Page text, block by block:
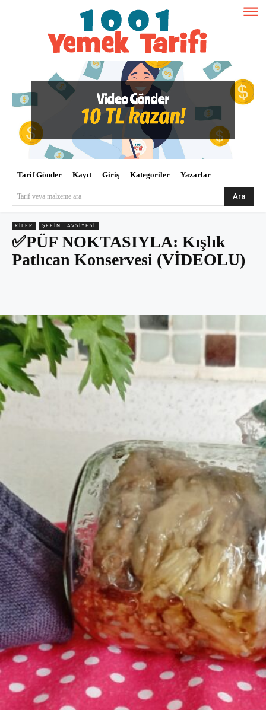
Tarif Gönder Kayıt Giriş Kategoriler Yazarlar
Tarif veya malzeme ara Ara
KILER ŞEFIN TAVSIYESI
✅PÜF NOKTASIYLA: Kışlık
Patlıcan Konservesi (VİDEOLU)